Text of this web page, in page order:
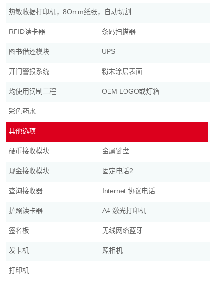
热敏收据打印机，8Omm纸张，自动切割
RFID读卡器 条码扫描器
图书借还模块 UPS
开门警报系统 粉末涂层表面
均使用钢制工程 OEM LOGO或灯箱
彩色药水
其他选项
硬币接收模块 金属键盘
现金接收模块 固定电话2
查询接收器 Internet 协议电话
护照读卡器 A4 激光打印机
签名板 无线网络蓝牙
发卡机 照相机
打印机